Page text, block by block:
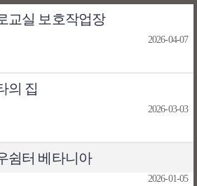
교실 보호작업장
2026-04-07
의 집
2026-03-03
쉼터 베타니아
2026-01-05